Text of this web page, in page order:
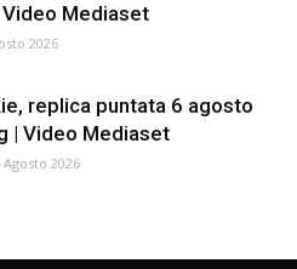
Mediaset
2026
replica puntata 6 agosto
| Video Mediaset
Agosto 2026